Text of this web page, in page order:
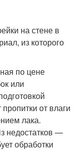
на стене в
из которого
по цене
или
от влаги
лака.
недостатков —
обработки